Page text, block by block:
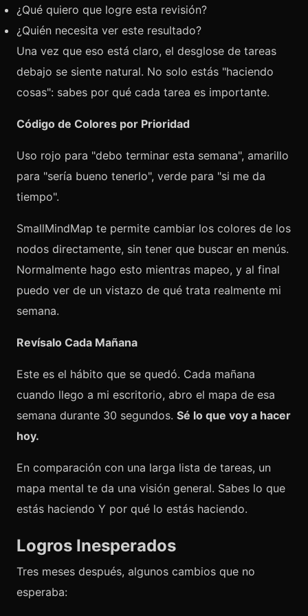
¿Qué quiero que logre esta revisión?
¿Quién necesita ver este resultado?
Una vez que eso está claro, el desglose de tareas
debajo se siente natural. No solo estás "haciendo
cosas": sabes por qué cada tarea es importante.
Código de Colores por Prioridad
Uso rojo para "debo terminar esta semana", amarillo
para "sería bueno tenerlo", verde para "si me da
tiempo".
SmallMindMap te permite cambiar los colores de los
nodos directamente, sin tener que buscar en menús.
Normalmente hago esto mientras mapeo, y al final
puedo ver de un vistazo de qué trata realmente mi
semana.
Revísalo Cada Mañana
Este es el hábito que se quedó. Cada mañana
cuando llego a mi escritorio, abro el mapa de esa
semana durante 30 segundos. Sé lo que voy a hacer
hoy.
En comparación con una larga lista de tareas, un
mapa mental te da una visión general. Sabes lo que
estás haciendo Y por qué lo estás haciendo.
Logros Inesperados
Tres meses después, algunos cambios que no
esperaba: